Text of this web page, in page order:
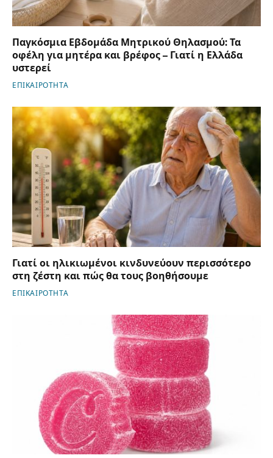
Παγκόσμια Εβδομάδα Μητρικού Θηλασμού: Τα
οφέλη για μητέρα και βρέφος – Γιατί η Ελλάδα
υστερεί
ΕΠΙΚΑΙΡΟΤΗΤΑ
Γιατί οι ηλικιωμένοι κινδυνεύουν περισσότερο
στη ζέστη και πώς θα τους βοηθήσουμε
ΕΠΙΚΑΙΡΟΤΗΤΑ